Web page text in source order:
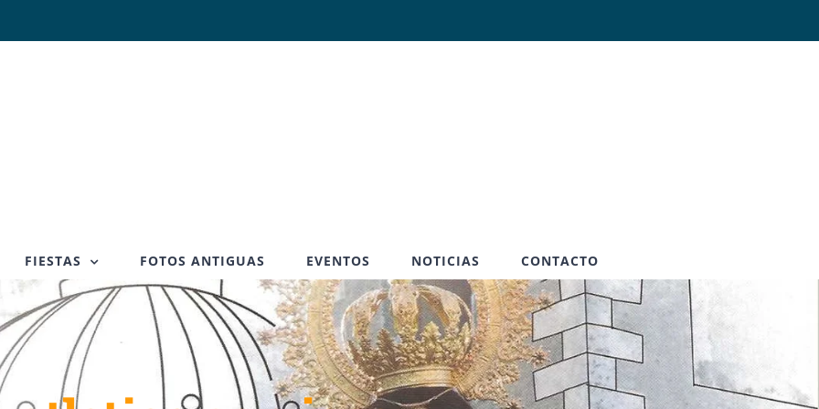
FIESTAS FOTOS ANTIGUAS EVENTOS NOTICIAS CONTACTO